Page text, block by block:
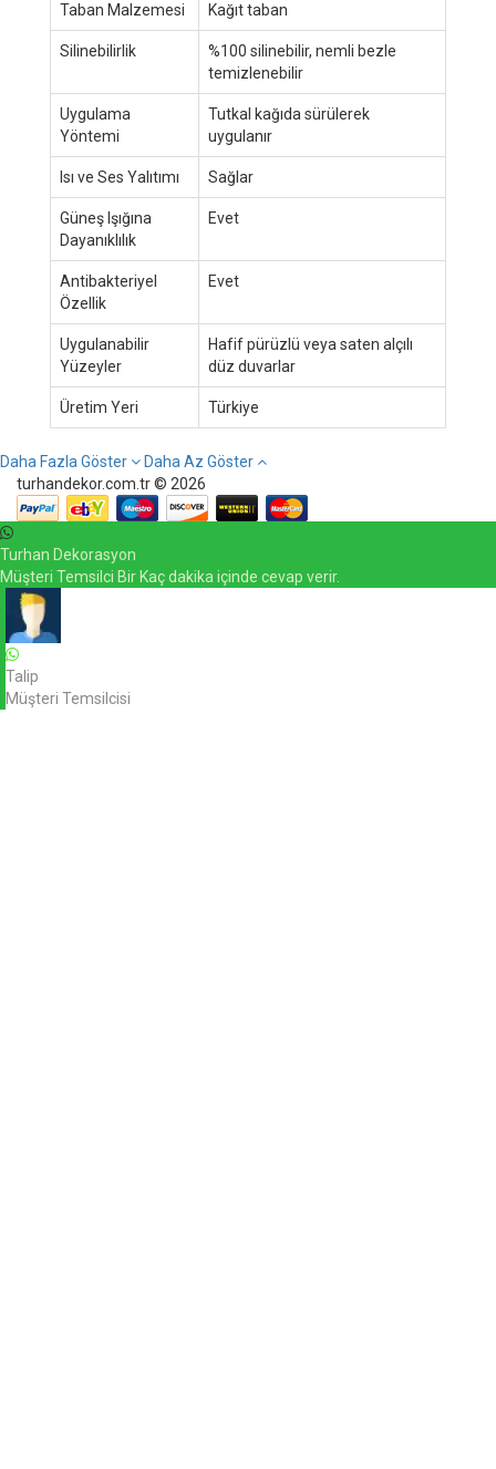
Taban Malzemesi Kağıt taban
Silinebilirlik
%100 silinebilir, nemli bezle
temizlenebilir
Uygulama
Yöntemi
Tutkal kağıda sürülerek
uygulanır
Isı ve Ses Yalıtımı Sağlar
Güneş Işığına
Dayanıklılık
Evet
Antibakteriyel
Özellik
Evet
Uygulanabilir
Yüzeyler
Hafif pürüzlü veya saten alçılı
düz duvarlar
Üretim Yeri Türkiye
Daha Fazla Göster
Daha Az Göster
turhandekor.com.tr © 2026
Turhan Dekorasyon
Müşteri Temsilci Bir Kaç dakika içinde cevap verir.
Talip
Müşteri Temsilcisi